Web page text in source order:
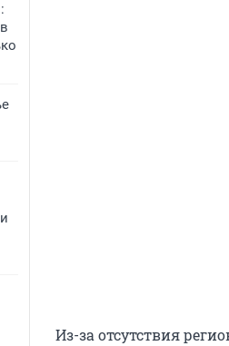
Из-за отсутствия